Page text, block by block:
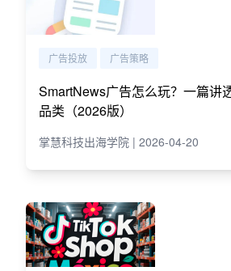
广告投放 广告策略
SmartNews广告怎么玩？一篇讲
品类（2026版）
掌慧科技出海学院 | 2026-04-20